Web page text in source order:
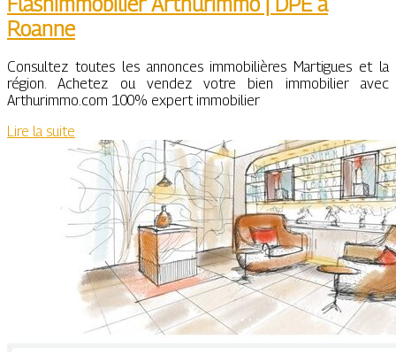
Roanne
Consultez toutes les annonces immobilières Martigues et la
région. Achetez ou vendez votre bien immobilier avec
Arthurimmo.com 100% expert immobilier
Lire la suite